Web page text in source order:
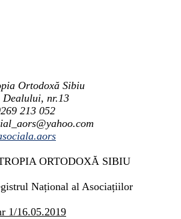
Ortodoxă Sibiu
Dealului, nr.13
213 052
ORTODOXĂ SIBIU
Național al Asociațiilor
1/16.05.2019